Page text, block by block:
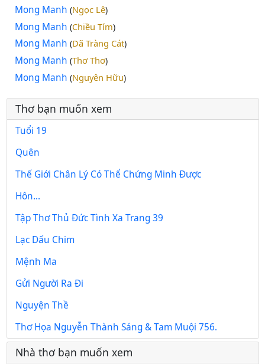
Mong Manh (Ngọc Lê)
Mong Manh (Chiều Tím)
Mong Manh (Dã Tràng Cát)
Mong Manh (Thơ Thơ)
Mong Manh (Nguyên Hữu)
Thơ bạn muốn xem
Tuổi 19
Quên
Thế Giới Chân Lý Có Thể Chứng Minh Được
Hôn...
Tập Thơ Thủ Đức Tình Xa Trang 39
Lạc Dấu Chim
Mệnh Ma
Gửi Người Ra Đi
Nguyện Thề
Thơ Họa Nguyễn Thành Sáng & Tam Muội 756.
Nhà thơ bạn muốn xem